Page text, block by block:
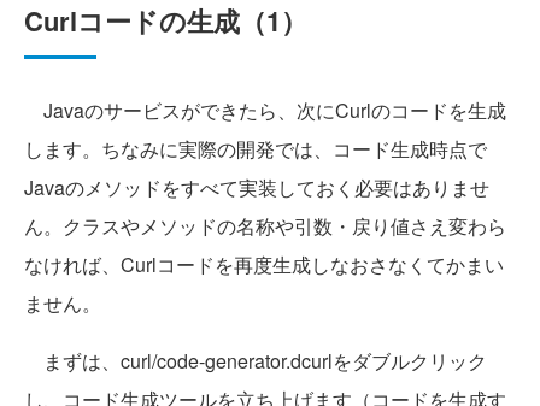
Curlコードの生成（1）
Javaのサービスができたら、次にCurlのコードを生成
します。ちなみに実際の開発では、コード生成時点で
Javaのメソッドをすべて実装しておく必要はありませ
ん。クラスやメソッドの名称や引数・戻り値さえ変わら
なければ、Curlコードを再度生成しなおさなくてかまい
ません。
まずは、curl/code-generator.dcurlをダブルクリック
し、コード生成ツールを立ち上げます（コードを生成す